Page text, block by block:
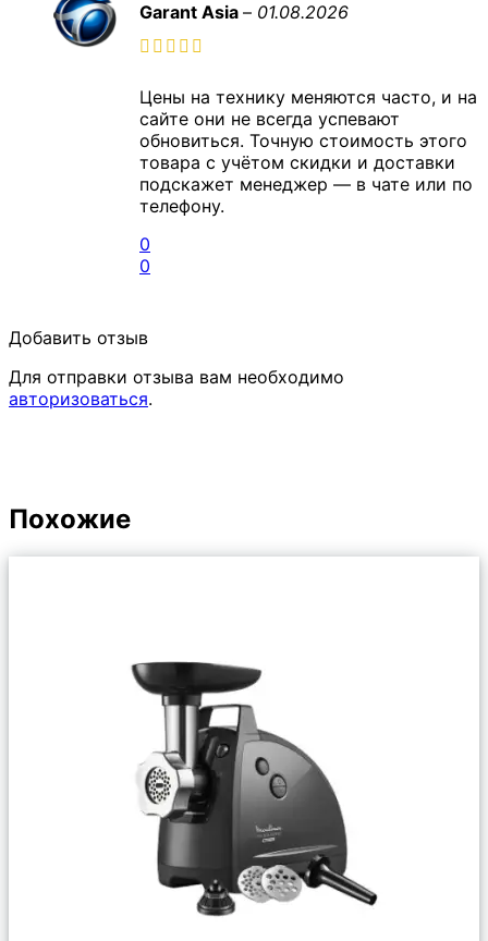
Garant Asia – 01.08.2026
Цены на технику меняются часто, и на
сайте они не всегда успевают
обновиться. Точную стоимость этого
товара с учётом скидки и доставки
подскажет менеджер — в чате или по
телефону.
0
0
Добавить отзыв
Для отправки отзыва вам необходимо
авторизоваться.
Похожие